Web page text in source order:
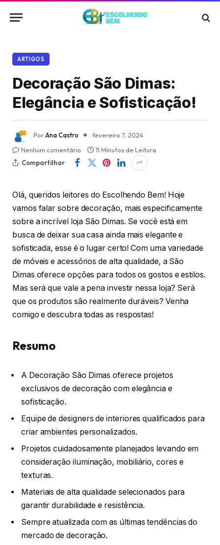
ARTIGOS
Decoração São Dimas:
Elegância e Sofisticação!
PorAna Castro
fevereiro 7, 2024
Nenhum comentário
11 Minutos de Leitura
Compartilhar
Olá, queridos leitores do Escolhendo Bem! Hoje
vamos falar sobre decoração, mais especificamente
sobre a incrível loja São Dimas. Se você está em
busca de deixar sua casa ainda mais elegante e
sofisticada, esse é o lugar certo! Com uma variedade
de móveis e acessórios de alta qualidade, a São
Dimas oferece opções para todos os gostos e estilos.
Mas será que vale a pena investir nessa loja? Será
que os produtos são realmente duráveis? Venha
comigo e descubra todas as respostas!
Resumo
A Decoração São Dimas oferece projetos
exclusivos de decoração com elegância e
sofisticação.
Equipe de designers de interiores qualificados para
criar ambientes personalizados.
Projetos cuidadosamente planejados levando em
consideração iluminação, mobiliário, cores e
texturas.
Materiais de alta qualidade selecionados para
garantir durabilidade e resistência.
Sempre atualizada com as últimas tendências do
mercado de decoração.